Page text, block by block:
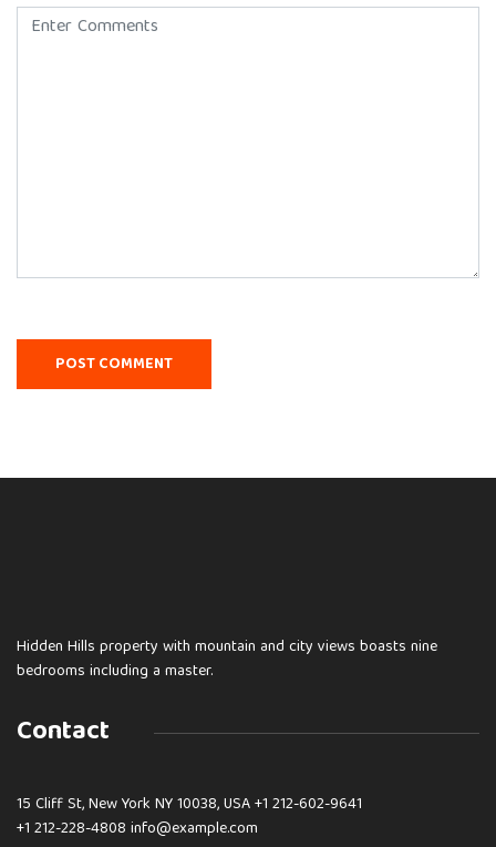
Hidden Hills property with mountain and city views boasts nine
bedrooms including a master.
Contact
15 Cliff St, New York NY 10038, USA+1 212-602-9641
+1 212-228-4808 info@example.com